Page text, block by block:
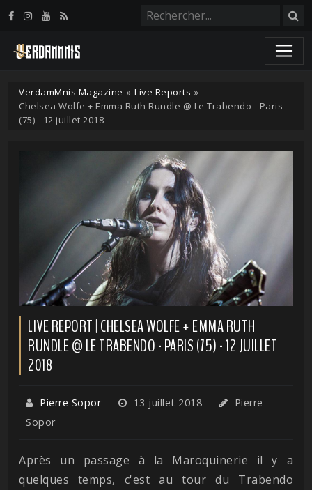
VerdamMnis Magazine » Live Reports »
Chelsea Wolfe + Emma Ruth Rundle @ Le Trabendo - Paris
(75) - 12 juillet 2018
LIVE REPORT | CHELSEA WOLFE + EMMA RUTH
RUNDLE @ LE TRABENDO - PARIS (75) - 12 JUILLET
2018
Pierre Sopor 13 juillet 2018
Pierre
Sopor
Après un passage à la Maroquinerie il y a
quelques temps, c'est au tour du Trabendo
Panneau de gestion des cookies